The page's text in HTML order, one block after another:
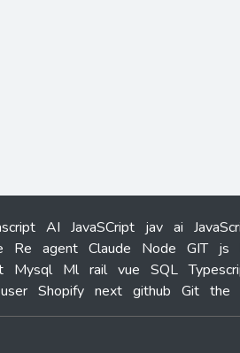
AI JavaSCript jav ai
Re agent Claude Node GIT js
Mysql Ml rail vue SQL
user Shopify next github Git the